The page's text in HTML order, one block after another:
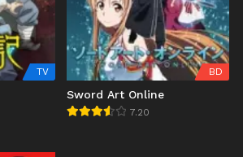
TV BD
Sword Art Online
7.20